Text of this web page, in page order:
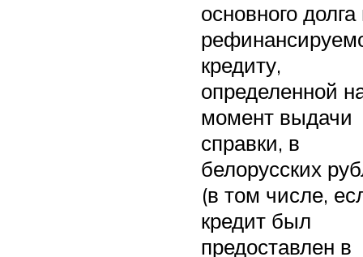
основного долга
кредиту,
определенной
момент выдачи
справки, в
белорусских
(в том числе,
кредит был
предоставлен в